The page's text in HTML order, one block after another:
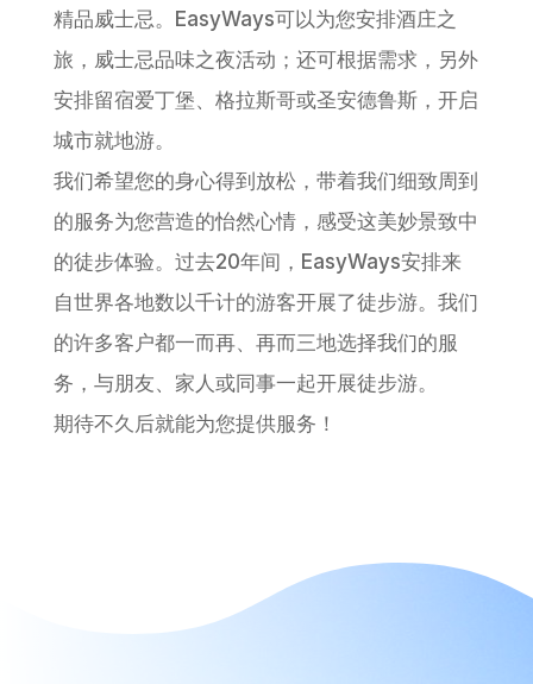
精品威士忌。EasyWays可以为您安排酒庄之
旅，威士忌品味之夜活动；还可根据需求，另外
安排留宿爱丁堡、格拉斯哥或圣安德鲁斯，开启
城市就地游。
我们希望您的身心得到放松，带着我们细致周到
的服务为您营造的怡然心情，感受这美妙景致中
的徒步体验。过去20年间，EasyWays安排来
自世界各地数以千计的游客开展了徒步游。我们
的许多客户都一而再、再而三地选择我们的服
务，与朋友、家人或同事一起开展徒步游。
期待不久后就能为您提供服务！